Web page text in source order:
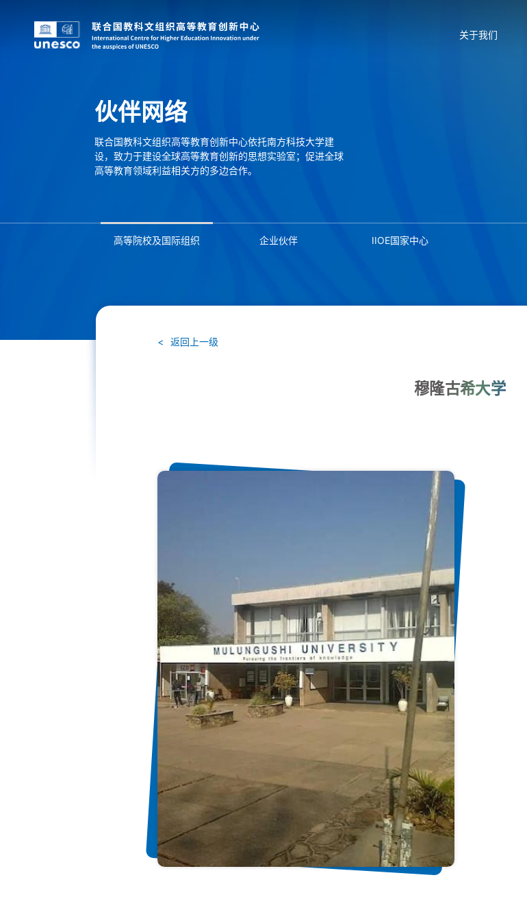
关于我们
伙伴网络
联合国教科文组织高等教育创新中心依托南方科技大学建
设，致力于建设全球高等教育创新的思想实验室；促进全球
高等教育领域利益相关方的多边合作。
高等院校及国际组织 企业伙伴 IIOE国家中心
返回上一级
穆隆古希大学